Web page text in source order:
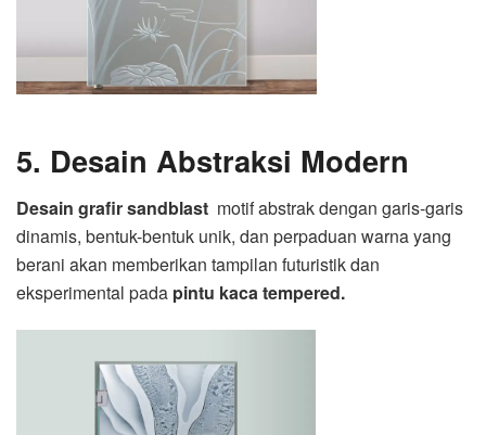
5. Desain Abstraksi Modern
Desain grafir sandblast motif abstrak dengan garis-garis
dinamis, bentuk-bentuk unik, dan perpaduan warna yang
berani akan memberikan tampilan futuristik dan
eksperimental pada pintu kaca tempered.